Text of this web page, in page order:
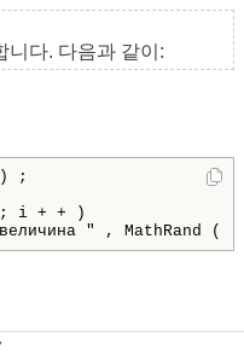
니다. 다음과 같이:
)
;
; i + +
)
" , MathRand (